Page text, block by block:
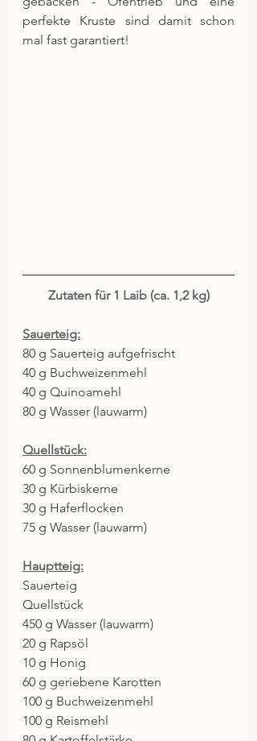
perfekte Kruste sind damit schon
mal fast garantiert!
Zutaten für 1 Laib (ca. 1,2 kg)
Sauerteig:
80 g Sauerteig aufgefrischt
40 g Buchweizenmehl
40 g Quinoamehl
80 g Wasser (lauwarm)
Quellstück:
60 g Sonnenblumenkerne
30 g Kürbiskerne
30 g Haferflocken
75 g Wasser (lauwarm)
Hauptteig:
Sauerteig
Quellstück
450 g Wasser (lauwarm)
20 g Rapsöl
10 g Honig
60 g geriebene Karotten
100 g Buchweizenmehl
100 g Reismehl